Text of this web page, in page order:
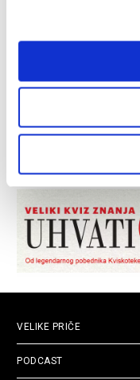
VELIKE PRIČE
PODCAST